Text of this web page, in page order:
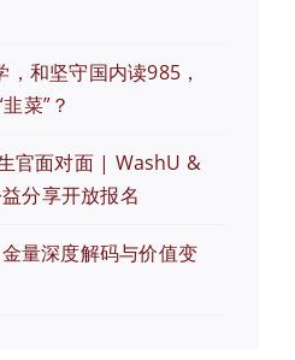
和坚守国内读985，
菜”？
官面对面 | WashU &
分享开放报名
量深度解码与价值变